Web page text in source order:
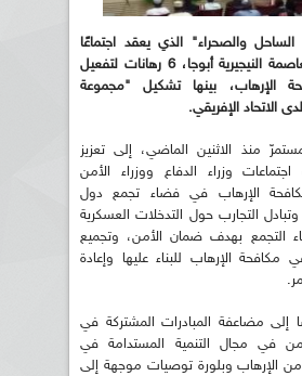
والصحراء" الذي يعقد اجتماعًا
رفيع المستوى بالعاصمة النيجيرية أبوجا، 6 رهانات لتفعيل
الإرهاب، بينها تشكيل "مجموعة
الاتحاد الإفريقي.
منذ الاثنين الماضي، إلى تعزيز
وزراء الدفاع ووزراء الأمن
الإرهاب في فضاء تجمع دول
التجارب حول التدخلات العسكرية
التجمع بهدف ضمان الأمن، وتجميع
مكافحة الإرهاب للبناء عليها وإعادة
إلى مضاعفة المبادرات المشتركة في
في مجال التنمية المستدامة في
من الإرهاب وبلورة توصيات موجهة إلى